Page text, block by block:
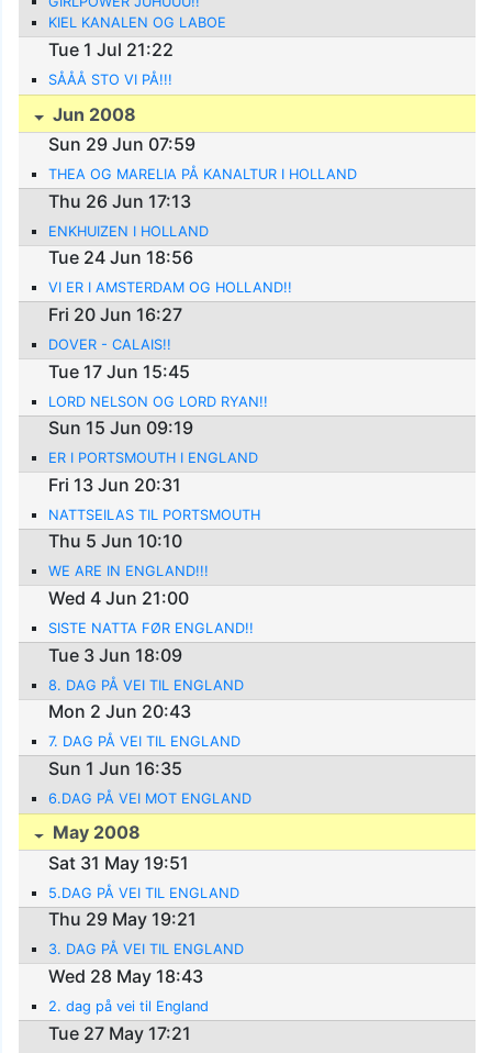
KIEL KANALEN OG LABOE
Tue 1 Jul 21:22
SÅÅÅ STO VI PÅ!!!
Jun 2008
Sun 29 Jun 07:59
THEA OG MARELIA PÅ KANALTUR I HOLLAND
Thu 26 Jun 17:13
ENKHUIZEN I HOLLAND
Tue 24 Jun 18:56
VI ER I AMSTERDAM OG HOLLAND!!
Fri 20 Jun 16:27
DOVER - CALAIS!!
Tue 17 Jun 15:45
LORD NELSON OG LORD RYAN!!
Sun 15 Jun 09:19
ER I PORTSMOUTH I ENGLAND
Fri 13 Jun 20:31
NATTSEILAS TIL PORTSMOUTH
Thu 5 Jun 10:10
WE ARE IN ENGLAND!!!
Wed 4 Jun 21:00
SISTE NATTA FØR ENGLAND!!
Tue 3 Jun 18:09
8. DAG PÅ VEI TIL ENGLAND
Mon 2 Jun 20:43
7. DAG PÅ VEI TIL ENGLAND
Sun 1 Jun 16:35
6.DAG PÅ VEI MOT ENGLAND
May 2008
Sat 31 May 19:51
5.DAG PÅ VEI TIL ENGLAND
Thu 29 May 19:21
3. DAG PÅ VEI TIL ENGLAND
Wed 28 May 18:43
2. dag på vei til England
Tue 27 May 17:21